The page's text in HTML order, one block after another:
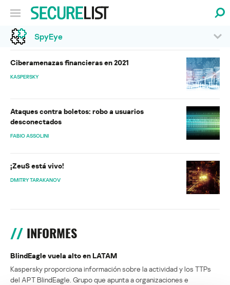
SpyEye
Ciberamenazas financieras en 2021
KASPERSKY
Ataques contra boletos: robo a usuarios
desconectados
FABIO ASSOLINI
¡ZeuS está vivo!
DMITRY TARAKANOV
INFORMES
BlindEagle vuela alto en LATAM
Kaspersky proporciona información sobre la actividad y los TTPs
del APT BlindEagle. Grupo que apunta a organizaciones e